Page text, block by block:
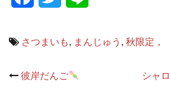
さつまいも, まんじゅう , 秋限定，
Post
彼岸だんご
シャ